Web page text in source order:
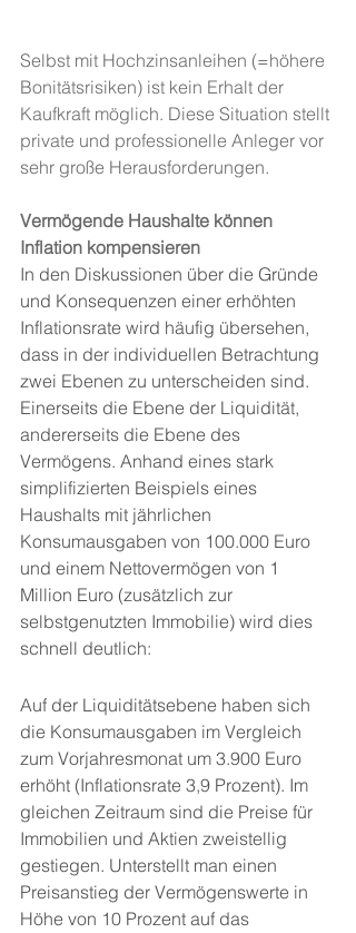
Selbst mit Hochzinsanleihen (=höhere
Bonitätsrisiken) ist kein Erhalt der
Kaufkraft möglich. Diese Situation stellt
private und professionelle Anleger vor
sehr große Herausforderungen.
Vermögende Haushalte können
Inflation kompensieren
In den Diskussionen über die Gründe
und Konsequenzen einer erhöhten
Inflationsrate wird häufig übersehen,
dass in der individuellen Betrachtung
zwei Ebenen zu unterscheiden sind.
Einerseits die Ebene der Liquidität,
andererseits die Ebene des
Vermögens. Anhand eines stark
simplifizierten Beispiels eines
Haushalts mit jährlichen
Konsumausgaben von 100.000 Euro
und einem Nettovermögen von 1
Million Euro (zusätzlich zur
selbstgenutzten Immobilie) wird dies
schnell deutlich:
Auf der Liquiditätsebene haben sich
die Konsumausgaben im Vergleich
zum Vorjahresmonat um 3.900 Euro
erhöht (Inflationsrate 3,9 Prozent). Im
gleichen Zeitraum sind die Preise für
Immobilien und Aktien zweistellig
gestiegen. Unterstellt man einen
Preisanstieg der Vermögenswerte in
Höhe von 10 Prozent auf das